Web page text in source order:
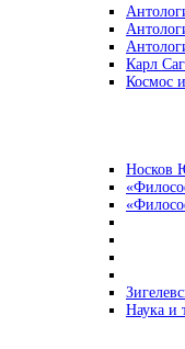
Карл
Космос
Носков
Наука и